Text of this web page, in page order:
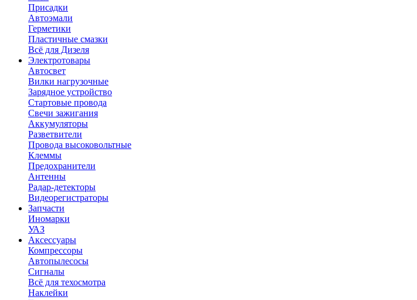
Присадки
Автоэмали
Герметики
Пластичные смазки
Всё для Дизеля
Электротовары
Автосвет
Вилки нагрузочные
Зарядное устройство
Стартовые провода
Свечи зажигания
Аккумуляторы
Разветвители
Провода высоковольтные
Клеммы
Предохранители
Антенны
Радар-детекторы
Видеорегистраторы
Запчасти
Иномарки
УАЗ
Аксесcуары
Компрессоры
Автопылесосы
Сигналы
Всё для техосмотра
Наклейки